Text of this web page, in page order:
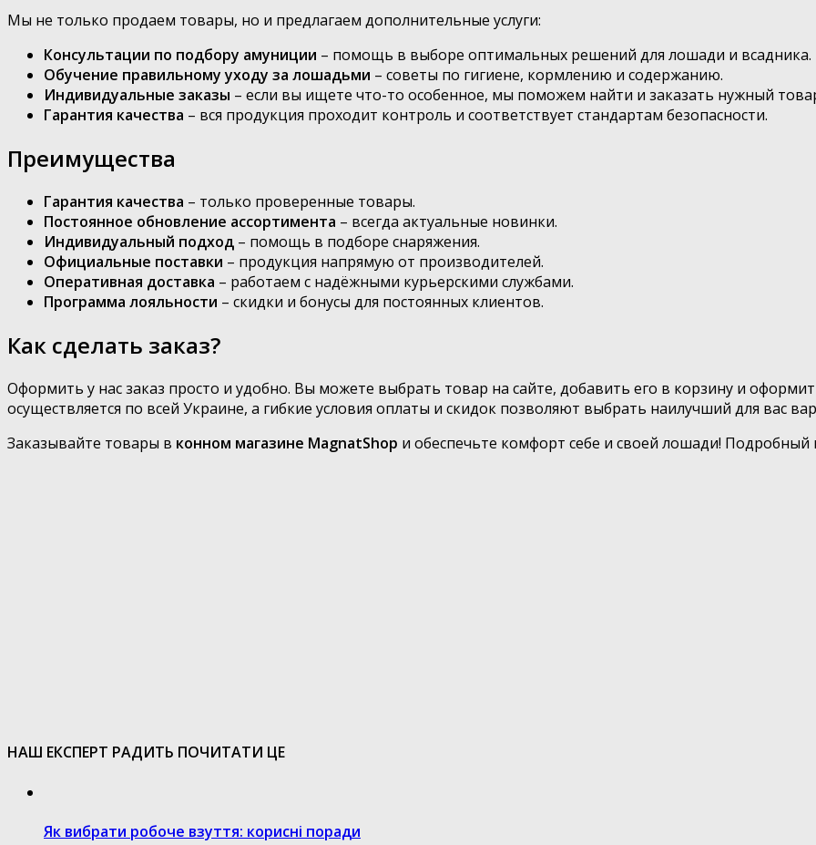
Мы не только продаем товары, но и предлагаем дополнительные услуги:
Консультации по подбору амуниции – помощь в выборе оптимальных решений для лошади и всадника.
Обучение правильному уходу за лошадьми – советы по гигиене, кормлению и содержанию.
Индивидуальные заказы – если вы ищете что-то особенное, мы поможем найти и заказать нужный
Гарантия качества – вся продукция проходит контроль и соответствует стандартам безопасности.
Преимущества
Гарантия качества – только проверенные товары.
Постоянное обновление ассортимента – всегда актуальные новинки.
Индивидуальный подход – помощь в подборе снаряжения.
Официальные поставки – продукция напрямую от производителей.
Оперативная доставка – работаем с надёжными курьерскими службами.
Программа лояльности – скидки и бонусы для постоянных клиентов.
Как сделать заказ?
Оформить у нас заказ просто и удобно. Вы можете выбрать товар на сайте, добавить его в корзину и
осуществляется по всей Украине, а гибкие условия оплаты и скидок позволяют выбрать наилучший для вас
Заказывайте товары в конном магазине MagnatShop и обеспечьте комфорт себе и своей лошади! Подробный
НАШ ЕКСПЕРТ РАДИТЬ ПОЧИТАТИ ЦЕ
Як вибрати робоче взуття: корисні поради